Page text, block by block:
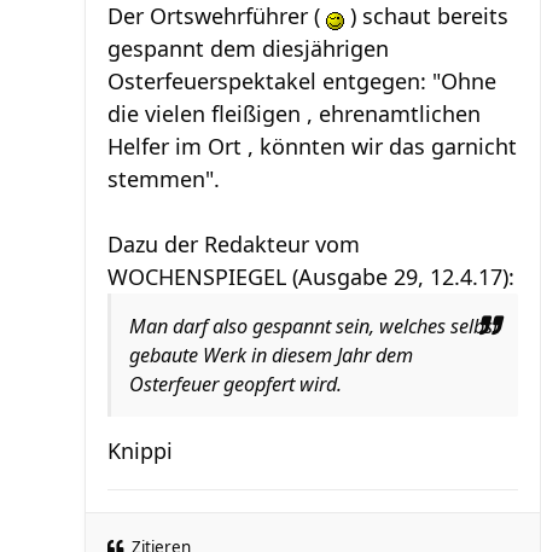
Der Ortswehrführer (
) schaut bereits
gespannt dem diesjährigen
Osterfeuerspektakel entgegen: "Ohne
die vielen fleißigen , ehrenamtlichen
Helfer im Ort , könnten wir das garnicht
stemmen".
Dazu der Redakteur vom
WOCHENSPIEGEL (Ausgabe 29, 12.4.17):
Man darf also gespannt sein, welches selbst
gebaute Werk in diesem Jahr dem
Osterfeuer geopfert wird.
Knippi
Zitieren